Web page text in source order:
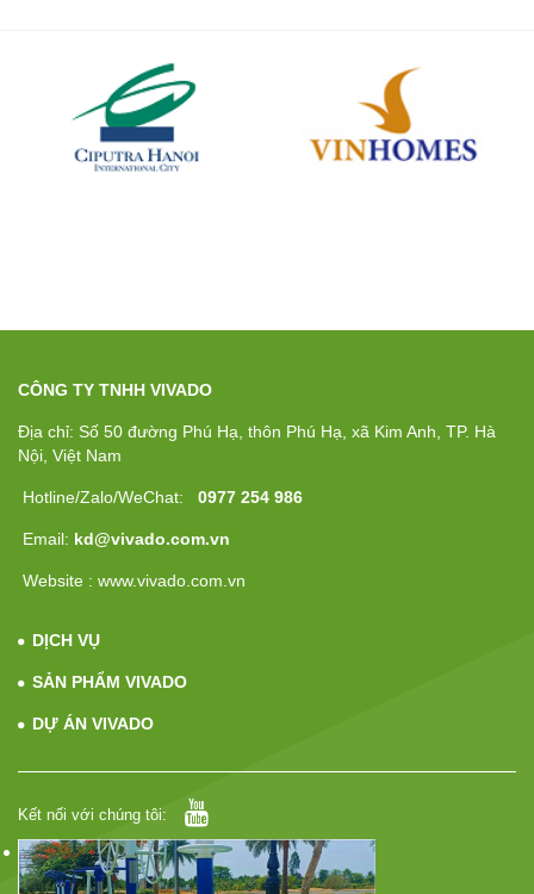
CÔNG TY TNHH VIVADO
Địa chỉ: Số 50 đường Phú Hạ, thôn Phú Hạ, xã Kim Anh, TP. Hà
Nội, Việt Nam
Hotline/Zalo/WeChat: 0977 254 986
Email: kd@vivado.com.vn
Website : www.vivado.com.vn
DỊCH VỤ
SẢN PHẨM VIVADO
DỰ ÁN VIVADO
Kết nối với chúng tôi: